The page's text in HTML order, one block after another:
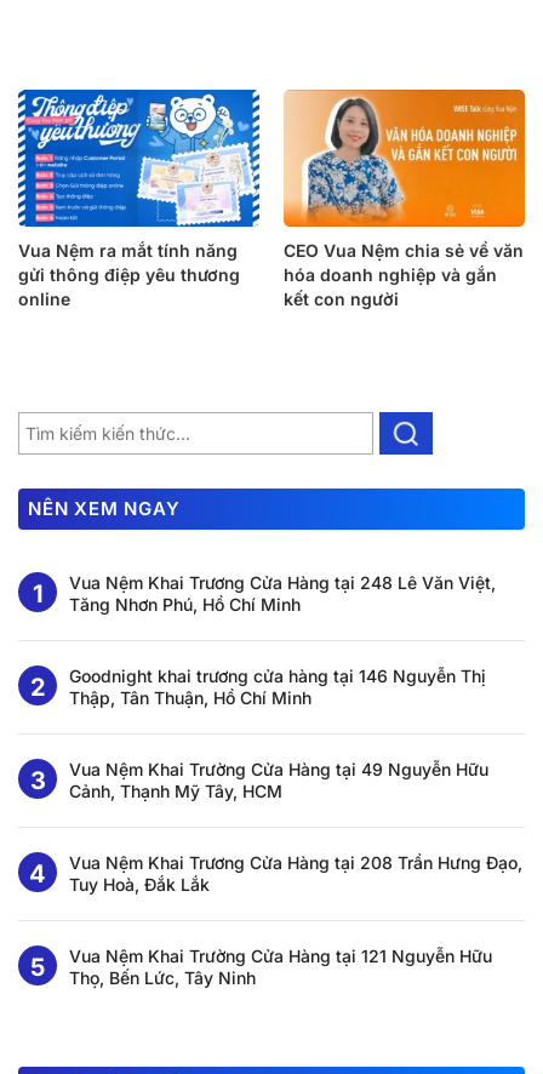
Vua Nệm ra mắt tính năng
gửi thông điệp yêu thương
online
CEO Vua Nệm chia sẻ về văn
hóa doanh nghiệp và gắn
kết con người
NÊN XEM NGAY
Vua Nệm Khai Trương Cửa Hàng tại 248 Lê Văn Việt,
Tăng Nhơn Phú, Hồ Chí Minh
Goodnight khai trương cửa hàng tại 146 Nguyễn Thị
Thập, Tân Thuận, Hồ Chí Minh
Vua Nệm Khai Trường Cửa Hàng tại 49 Nguyễn Hữu
Cảnh, Thạnh Mỹ Tây, HCM
Vua Nệm Khai Trương Cửa Hàng tại 208 Trần Hưng Đạo,
Tuy Hoà, Đắk Lắk
Vua Nệm Khai Trường Cửa Hàng tại 121 Nguyễn Hữu
Thọ, Bến Lức, Tây Ninh